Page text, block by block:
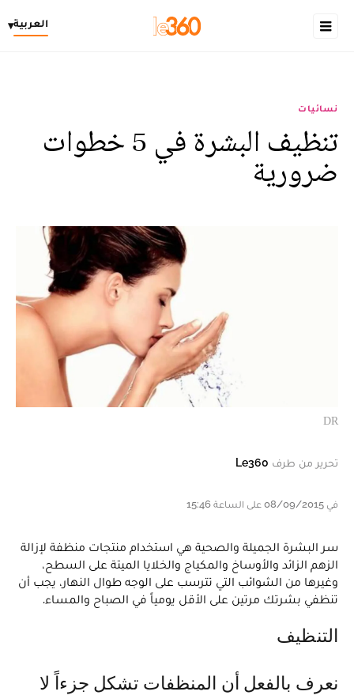
العربية▾
نسائيات
تنظيف البشرة في 5 خطوات
ضرورية
DR
تحرير من طرف Le360
في 08/09/2015 على الساعة 15:46
سر البشرة الجميلة والصحية هي استخدام منتجات منظفة لإزالة
الزهم الزائد والأوساخ والمكياج والخلايا الميتة على السطح،
وغيرها من الشوائب التي تترسب على الوجه طوال النهار، يجب أن
تنظفي بشرتك مرتين على الأقل يومياً في الصباح والمساء.
التنظيف
نعرف بالفعل أن المنظفات تشكل جزءاً لا